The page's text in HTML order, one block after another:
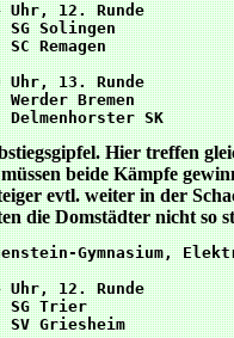
Uhr, 12. Runde
SG Solingen
SC Remagen
Uhr, 13. Runde
Werder Bremen
Hier treffen
beide Kämpfe
evtl. weiter in der
die Domstädter nicht so
Gymnasium,
Uhr, 12. Runde
SG Trier
SV Griesheim